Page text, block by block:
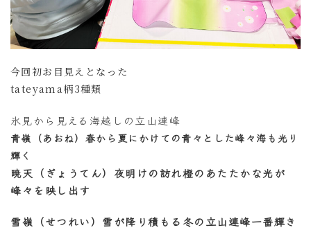
今回初お目見えとなった
tateyama柄3種類
氷見から見える海越しの立山連峰
青嶺（あおね）春から夏にかけての青々とした峰々海も光り
輝く
暁天（ぎょうてん）夜明けの訪れ橙のあたたかな光が
峰々を映し出す
雪嶺（せつれい）雪が降り積もる冬の立山連峰一番輝き